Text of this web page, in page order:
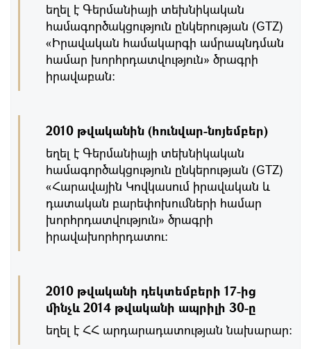
եղել է Գերմանիայի տեխնիկական
համագործակցություն ընկերության (GTZ)
«Իրավական համակարգի ամրապնդման
համար խորհրդատվություն» ծրագրի
իրավաբան:
2010 թվականին (հունվար-նոյեմբեր)
եղել է Գերմանիայի տեխնիկական
համագործակցություն ընկերության (GTZ)
«Հարավային Կովկասում իրավական և
դատական բարեփոխումների համար
խորհրդատվություն» ծրագրի
իրավախորհրդատու:
2010 թվականի դեկտեմբերի 17-ից
մինչև 2014 թվականի ապրիլի 30-ը
եղել է ՀՀ արդարադատության նախարար: